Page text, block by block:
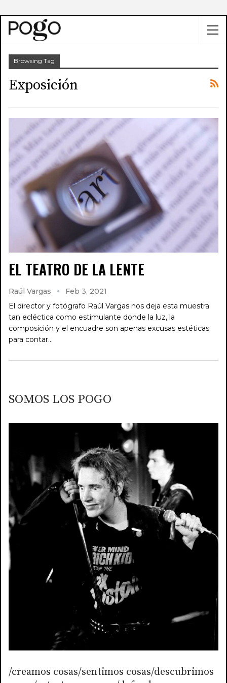
Browsing Tag
Exposición
EL TEATRO DE LA LENTE
Raúl Vargas
Feb 3, 2021
El director y fotógrafo Raúl Vargas nos deja esta muestra
tan ecléctica como estimulante donde la luz, la
composición y el encuadre son apenas excusas estéticas
para contar…
SOMOS LOS POGO
/creamos cosas/sentimos cosas/descubrimos